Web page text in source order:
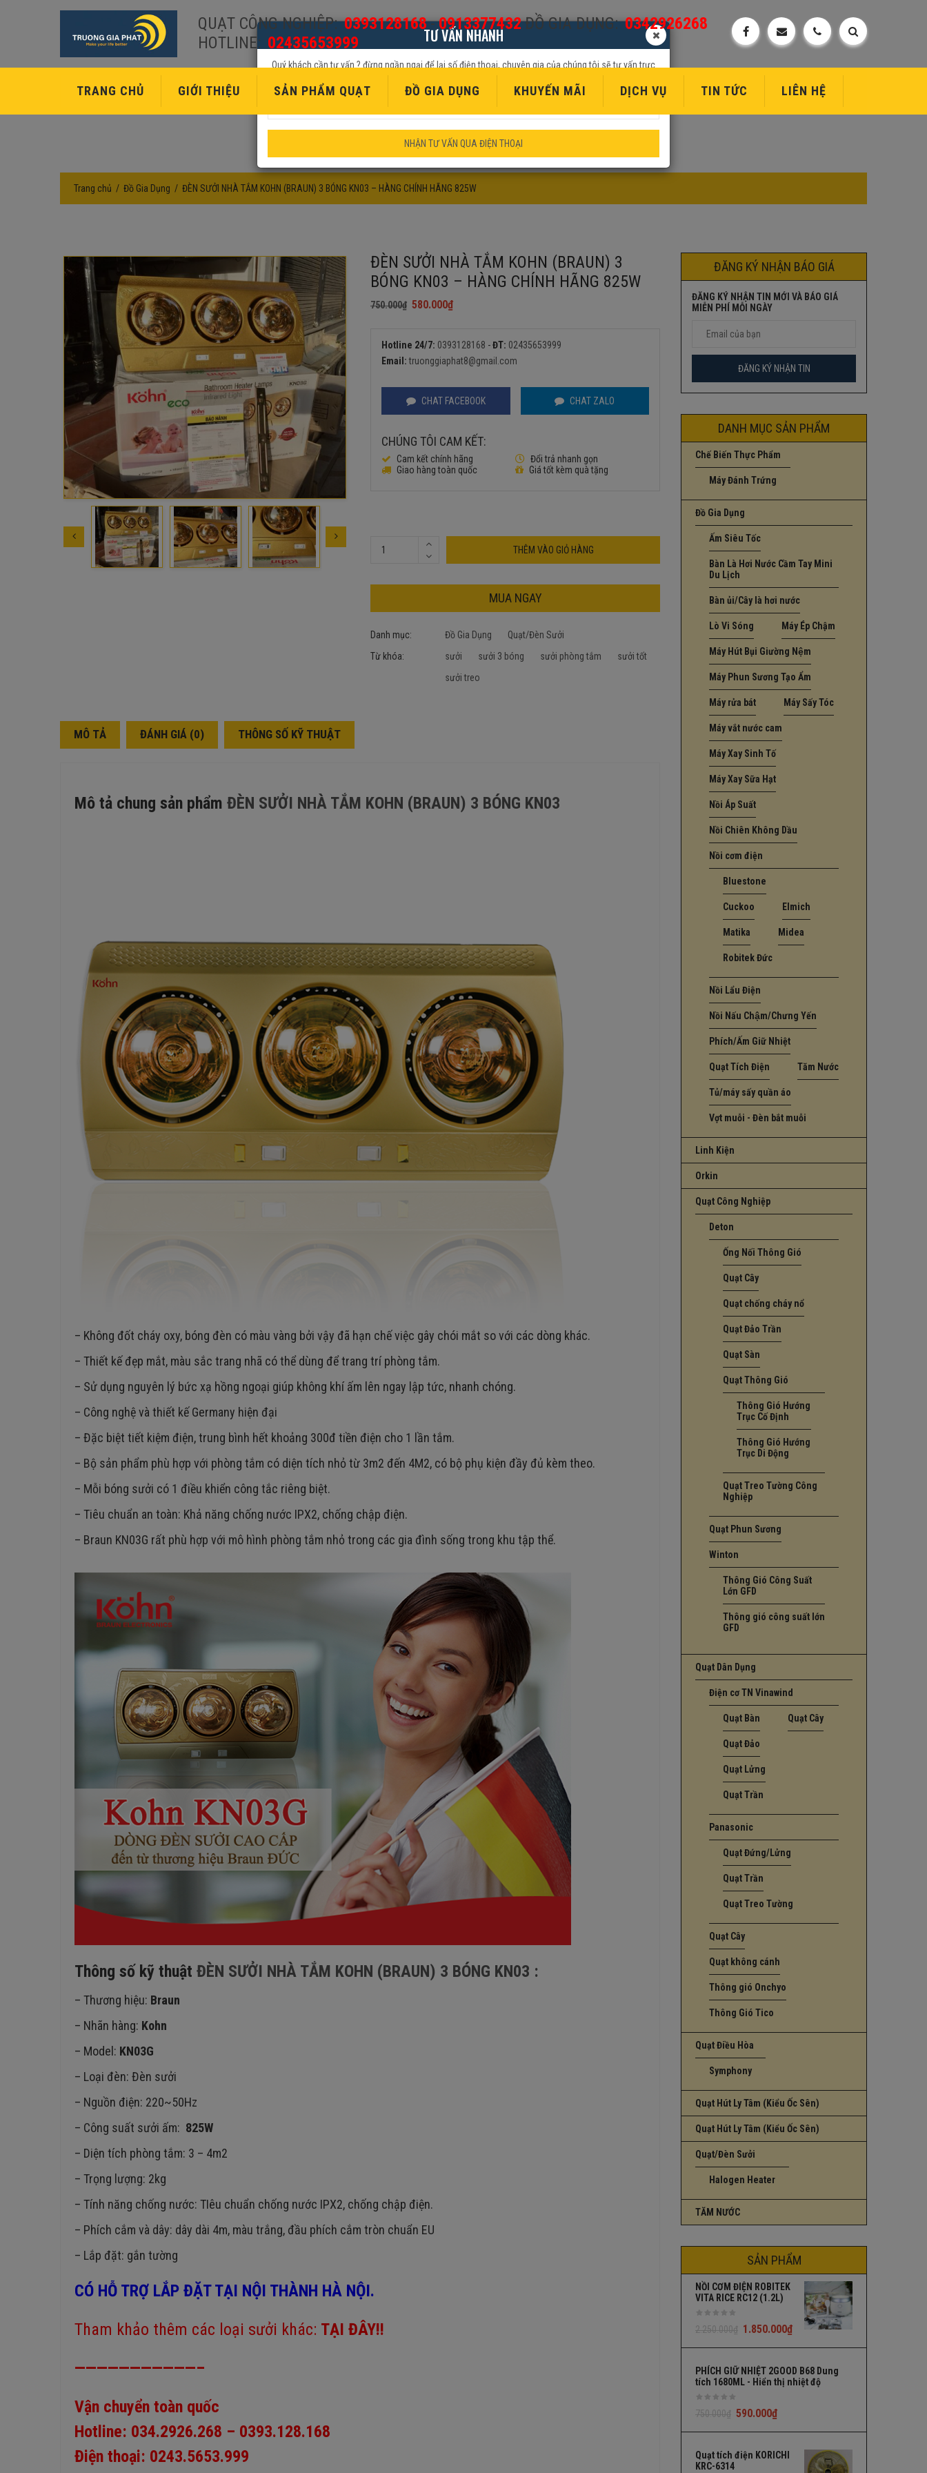
QUẠT CÔNG NGHIỆP: 0393128168-0913377432ĐỒ GIA DỤNG: 0342926268
HOTLINE: 02435653999
TRANG CHỦ GIỚI THIỆU SẢN PHẨM QUẠT ĐỒ GIA DỤNG KHUYẾN MÃI DỊCH VỤ TIN TỨC LIÊN HỆ
Trang chủ Đồ Gia Dụng ĐÈN SƯỞI NHÀ TẮM KOHN (BRAUN) 3 BÓNG KN03 – HÀNG CHÍNH HÃNG 825W
ĐÈN SƯỞI NHÀ TẮM KOHN (BRAUN) 3
BÓNG KN03 – HÀNG CHÍNH HÃNG 825W
750.000₫
750.000₫.
580.000₫
Hotline 24/7: 0393128168 -ĐT: 02435653999
Email: truonggiaphat8@gmail.com
CHAT FACEBOOK CHAT ZALO
CHÚNG TÔI CAM KẾT:
Cam kết chính hãng
Đổi trả nhanh gọn
Giao hàng toàn quốc
Giá tốt kèm quà tặng
THÊM VÀO GIỎ HÀNG
MUA NGAY
Danh mục: Đồ Gia Dụng
Quạt/Đèn Sưởi
Từ khóa:
sưởi sưởi 3 bóng sưởi phòng tắm
sưởi tốt
sưởi treo
MÔ TẢ ĐÁNH GIÁ (0) THÔNG SỐ KỸ THUẬT
Mô tả chung sản phẩm ĐÈN SƯỞI NHÀ TẮM KOHN (BRAUN) 3 BÓNG KN03
– Không đốt cháy oxy, bóng đèn có màu vàng bởi vậy đã hạn chế việc gây chói mắt so với các dòng khác.
– Thiết kế đẹp mắt, màu sắc trang nhã có thể dùng để trang trí phòng tắm.
– Sử dụng nguyên lý bức xạ hồng ngoại giúp không khí ấm lên ngay lập tức, nhanh chóng.
– Công nghệ và thiết kế Germany hiện đại
– Đặc biệt tiết kiệm điện, trung bình hết khoảng 300đ tiền điện cho 1 lần tắm.
– Bộ sản phẩm phù hợp với phòng tắm có diện tích nhỏ từ 3m2 đến 4M2, có bộ phụ kiện đầy đủ kèm theo.
– Mỗi bóng sưởi có 1 điều khiển công tắc riêng biệt.
– Tiêu chuẩn an toàn: Khả năng chống nước IPX2, chống chập điện.
– Braun KN03G rất phù hợp với mô hình phòng tắm nhỏ trong các gia đình sống trong khu tập thể.
Thông số kỹ thuật ĐÈN SƯỞI NHÀ TẮM KOHN (BRAUN) 3 BÓNG KN03 :
– Thương hiệu: Braun
– Nhãn hàng: Kohn
– Model: KN03G
– Loại đèn: Đèn sưởi
– Nguồn điện: 220~50Hz
– Công suất sưởi ấm: 825W
– Diện tích phòng tắm: 3 – 4m2
– Trọng lượng: 2kg
– Tính năng chống nước: TIêu chuẩn chống nước IPX2, chống chập điện.
– Phích cắm và dây: dây dài 4m, màu trắng, đầu phích cắm tròn chuẩn EU
– Lắp đặt: gắn tường
CÓ HỖ TRỢ LẮP ĐẶT TẠI NỘI THÀNH HÀ NỘI.
Tham khảo thêm các loại sưởi khác: TẠI ĐÂY!!
———————————–
Vận chuyển toàn quốc
Hotline: 034.2926.268 – 0393.128.168
Điện thoại: 0243.5653.999
ĐĂNG KÝ NHẬN BÁO GIÁ
ĐĂNG KÝ NHẬN TIN MỚI VÀ BÁO GIÁ
MIỄN PHÍ MỖI NGÀY
DANH MỤC SẢN PHẨM
Chế Biến Thực Phẩm
Máy Đánh Trứng
Đồ Gia Dụng
Ấm Siêu Tốc
Bàn Là Hơi Nước Cầm Tay Mini
Du Lịch
Bàn ủi/Cây là hơi nước
Lò Vi Sóng Máy Ép Chậm
Máy Hút Bụi Giường Nệm
Máy Phun Sương Tạo Ẩm
Máy rửa bát Máy Sấy Tóc
Máy vắt nước cam
Máy Xay Sinh Tố
Máy Xay Sữa Hạt
Nồi Áp Suất
Nồi Chiên Không Dầu
Nồi cơm điện
Bluestone
Cuckoo Elmich
Matika Midea
Robitek Đức
Nồi Lẩu Điện
Nồi Nấu Chậm/Chưng Yến
Phích/Ấm Giữ Nhiệt
Quạt Tích Điện Tăm Nước
Tủ/máy sấy quần áo
Vợt muỗi - Đèn bắt muỗi
Linh Kiện
Orkin
Quạt Công Nghiệp
Deton
Ống Nối Thông Gió
Quạt Cây
Quạt chống cháy nổ
Quạt Đảo Trần
Quạt Sàn
Quạt Thông Gió
Thông Gió Hướng
Trục Cố Định
Thông Gió Hướng
Trục Di Động
Quạt Treo Tường Công
Nghiệp
Quạt Phun Sương
Winton
Thông Gió Công Suất
Lớn GFD
Thông gió công suất lớn
GFD
Quạt Dân Dụng
Điện cơ TN Vinawind
Quạt Bàn Quạt Cây
Quạt Đảo
Quạt Lửng
Quạt Trần
Panasonic
Quạt Đứng/Lửng
Quạt Trần
Quạt Treo Tường
Quạt Cây
Quạt không cánh
Thông gió Onchyo
Thông Gió Tico
Quạt Điều Hòa
Symphony
Quạt Hút Ly Tâm (Kiểu Ốc Sên)
Quạt Hút Ly Tâm (Kiểu Ốc Sên)
Quạt/Đèn Sưởi
Halogen Heater
TĂM NƯỚC
SẢN PHẨM
NỒI CƠM ĐIỆN ROBITEK
VITA RICE RC12 (1.2L)
2.250.000₫ 1.850.000₫
PHÍCH GIỮ NHIỆT 2GOOD B68 Dung
tích 1680ML - Hiển thị nhiệt độ
750.000₫ 590.000₫
Quạt tích điện KORICHI
KRC-6314
TƯ VẤN NHANH
Quý khách cần tư vấn ? đừng ngần ngại để lại số điện thoại, chuyên gia của chúng tôi sẽ tư vấn trực
tiếp cho quý khách
NHẬN TƯ VẤN QUA ĐIỆN THOẠI